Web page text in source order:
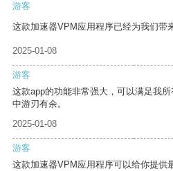
游客
这款加速器VPM应用程序已经为我们带
2025-01-08
游客
这款app的功能非常强大，可以满足我
中游刃有余。
2025-01-08
游客
这款加速器VPM应用程序可以给你提供